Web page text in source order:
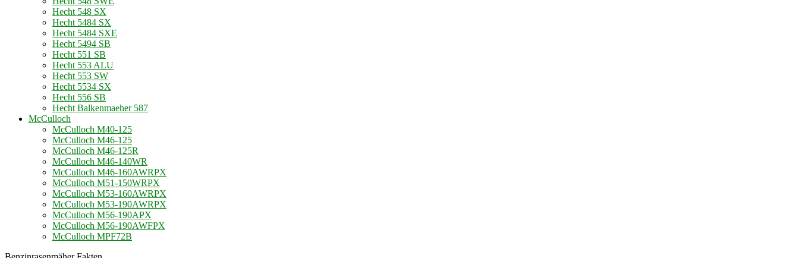
Hecht 548 SX
Hecht 5484 SX
Hecht 5484 SXE
Hecht 5494 SB
Hecht 551 SB
Hecht 553 ALU
Hecht 553 SW
Hecht 5534 SX
Hecht 556 SB
Hecht Balkenmaeher 587
McCulloch
McCulloch M40-125
McCulloch M46-125
McCulloch M46-125R
McCulloch M46-140WR
McCulloch M46-160AWRPX
McCulloch M51-150WRPX
McCulloch M53-160AWRPX
McCulloch M53-190AWRPX
McCulloch M56-190APX
McCulloch M56-190AWFPX
McCulloch MPF72B